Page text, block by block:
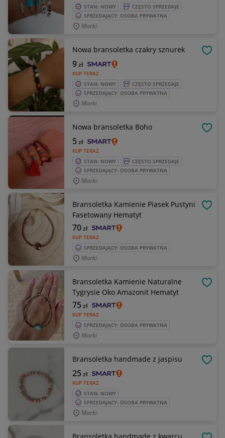
STAN: NOWY
CZĘSTO SPRZEDAJE
SPRZEDAJĄCY: OSOBA PRYWATNA
Marki
Nowa bransoletka czakry sznurek
KUP TERAZ
9zł
STAN: NOWY
CZĘSTO SPRZEDAJE
SPRZEDAJĄCY: OSOBA PRYWATNA
Marki
Nowa bransoletka Boho
KUP TERAZ
5zł
STAN: NOWY
CZĘSTO SPRZEDAJE
SPRZEDAJĄCY: OSOBA PRYWATNA
Marki
Bransoletka Kamienie Piasek Pustyni
Fasetowany Hematyt
KUP TERAZ
70zł
SPRZEDAJĄCY: OSOBA PRYWATNA
Marki
Bransoletka Kamienie Naturalne
Tygrysie Oko Amazonit Hematyt
KUP TERAZ
75zł
SPRZEDAJĄCY: OSOBA PRYWATNA
Marki
Bransoletka handmade z jaspisu
KUP TERAZ
25zł
STAN: NOWY
SPRZEDAJĄCY: OSOBA PRYWATNA
Marki